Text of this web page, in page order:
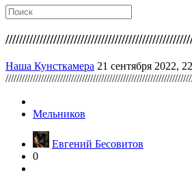
Наша Кунсткамера 21 сентября 2022,
Мельников
Евгений Бесовитов
0